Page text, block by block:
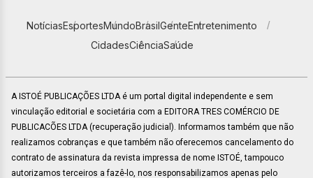
NotíciasEsportesMundoBrasilGenteEntretenimento
CidadesCiênciaSaúde
A ISTOÉ PUBLICAÇÕES LTDA é um portal digital independente e sem
vinculação editorial e societária com a EDITORA TRES COMÉRCIO DE
PUBLICACÕES LTDA (recuperação judicial). Informamos também que não
realizamos cobranças e que também não oferecemos cancelamento do
contrato de assinatura da revista impressa de nome ISTOÉ, tampouco
autorizamos terceiros a fazê-lo, nos responsabilizamos apenas pelo